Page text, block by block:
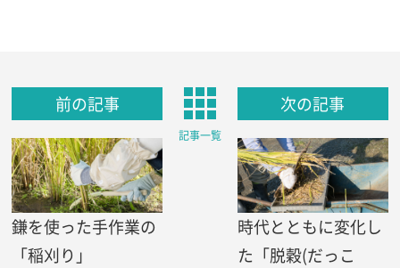
前の記事
鎌を使った手作業の
「稲刈り」
記事一覧
次の記事
時代とともに変化し
た「脱穀(だっこ